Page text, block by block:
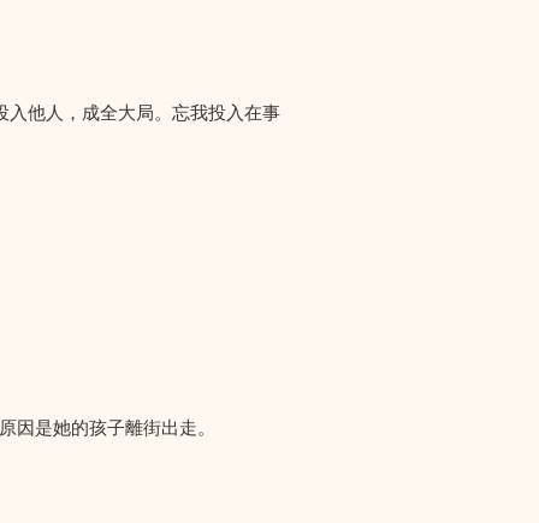
他人，成全大局。忘我投入在事
因是她的孩子離街出走。